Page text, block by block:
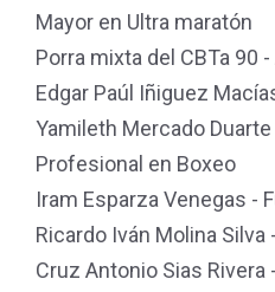
Mayor en Ultra maratón
Porra mixta del CBTa 90
Edgar Paúl Iñiguez
Yamileth Mercado
Profesional en Boxeo
Iram Esparza Venegas -
Ricardo Iván Molina Silva
Cruz Antonio Sias Rivera